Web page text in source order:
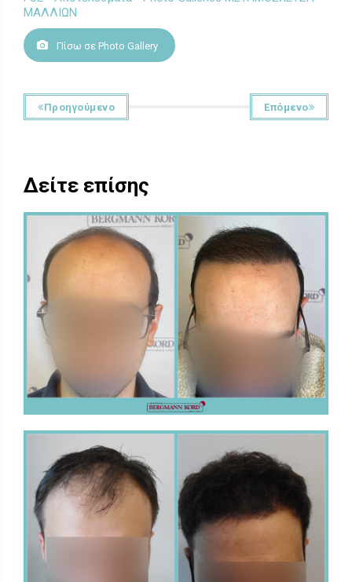
ΜΑΛΛΙΩΝ
Πίσω σε Photo Gallery
Προηγούμενο Επόμενο
Δείτε επίσης